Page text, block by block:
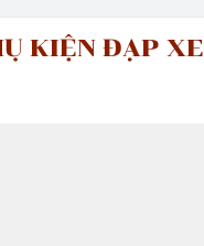
KIỆN ĐẠP XE